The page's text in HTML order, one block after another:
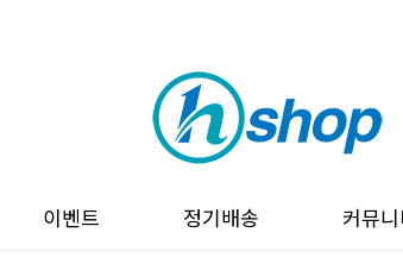
이벤트 정기배송 커뮤